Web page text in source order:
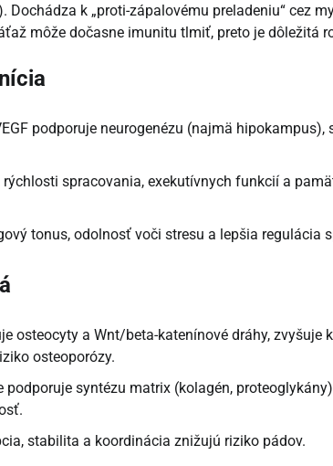
k „proti-zápalovému preladeniu“ cez
môže dočasne imunitu tlmiť, preto je dôležitá
podporuje neurogenézu (najmä
spracovania, exekutívnych funkcií a
tonus, odolnosť voči stresu a lepšia regulácia
osteocyty a Wnt/beta-katenínové dráhy, zvyšuje
osteoporózy.
podporuje syntézu matrix (kolagén,
stabilita a koordinácia znižujú riziko pádov.